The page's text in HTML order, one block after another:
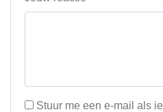
Stuur me een e-mail als